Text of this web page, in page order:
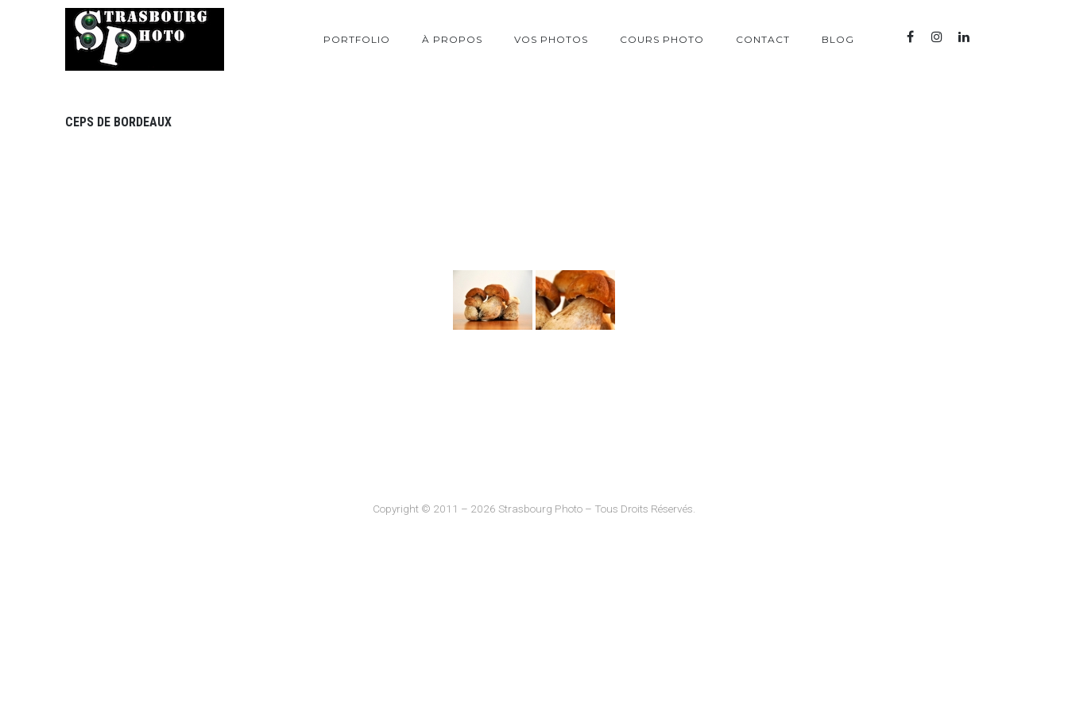
PORTFOLIO À PROPOS VOS PHOTOS COURS PHOTO CONTACT BLOG
CEPS DE BORDEAUX
Copyright © 2011 – 2026 Strasbourg Photo – Tous Droits Réservés.